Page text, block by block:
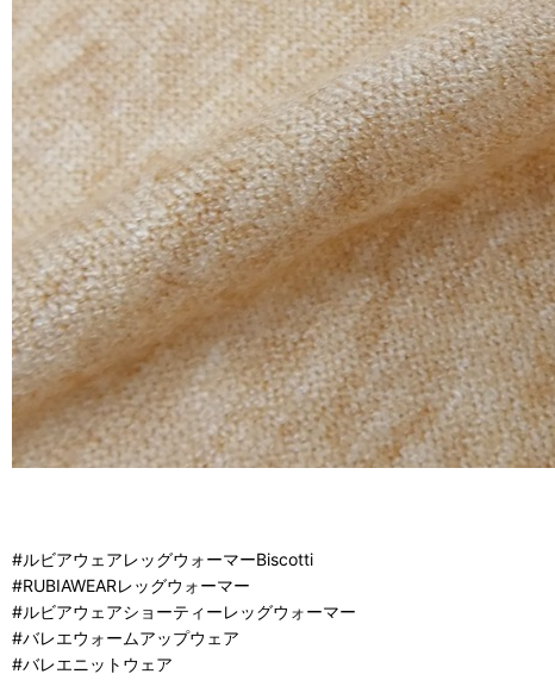
#ルビアウェアレッグウォーマーBiscotti
#RUBIAWEARレッグウォーマー
#ルビアウェアショーティーレッグウォーマー
#バレエウォームアップウェア
#バレエニットウェア